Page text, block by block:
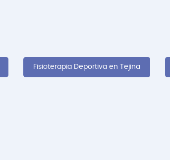
Fisioterapia Deportiva en Tejina